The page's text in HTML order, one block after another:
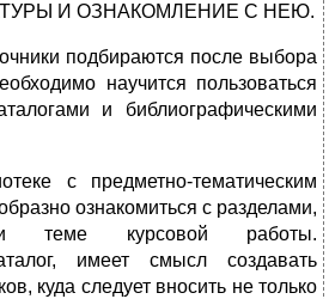
И ОЗНАКОМЛЕНИЕ С НЕЮ.
подбираются после выбора
научится пользоваться
и библиографическими
с предметно-тематическим
ознакомиться с разделами,
теме курсовой работы.
имеет смысл создавать
куда следует вносить не только